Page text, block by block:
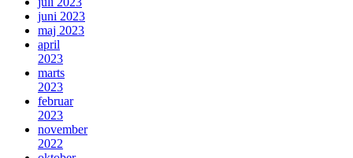
juni 2023
maj 2023
april
2023
marts
2023
februar
2023
november
2022